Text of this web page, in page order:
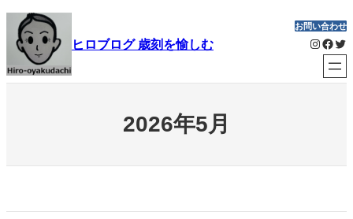
内
容
を
ス
ヒロブログ 歳刻を愉しむ
お問い合わせ
Instagram Facebook Twitter
2026年5月